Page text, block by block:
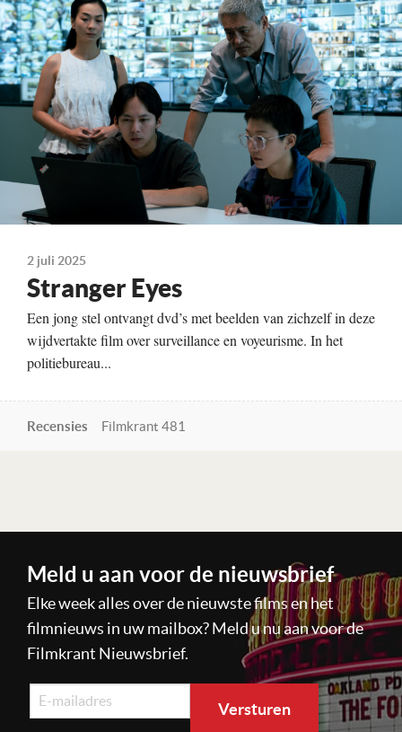
2 juli 2025
Stranger Eyes
Een jong stel ontvangt dvd’s met beelden van zichzelf in deze
wijdvertakte film over surveillance en voyeurisme. In het
politiebureau...
Recensies Filmkrant 481
Meld u aan voor de nieuwsbrief
Elke week alles over de nieuwste films en het
filmnieuws in uw mailbox? Meld u nu aan voor de
Filmkrant Nieuwsbrief.